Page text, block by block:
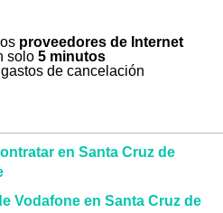
proveedores de Internet
solo 5 minutos
de cancelación
en Santa Cruz de
Vodafone en Santa Cruz de